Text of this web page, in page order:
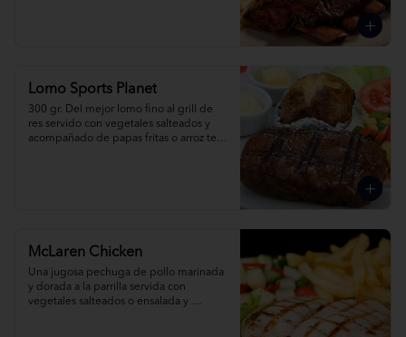
Lomo Sports Planet
300 gr. Del mejor lomo fino al grill de
res servido con vegetales salteados y
acompañado de papas fritas o arroz tex
McLaren Chicken
Una jugosa pechuga de pollo marinada
y dorada a la parrilla servida con
vegetales salteados o ensalada y